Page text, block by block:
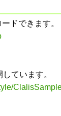
ドできます。
ています。